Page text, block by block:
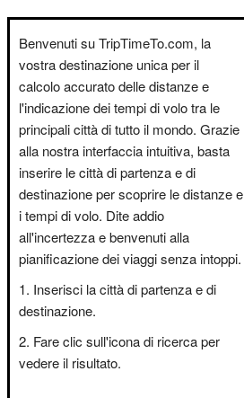
Benvenuti su TripTimeTo.com, la
vostra destinazione unica per il
calcolo accurato delle distanze e
l'indicazione dei tempi di volo tra le
principali città di tutto il mondo. Grazie
alla nostra interfaccia intuitiva, basta
inserire le città di partenza e di
destinazione per scoprire le distanze e
i tempi di volo. Dite addio
all'incertezza e benvenuti alla
pianificazione dei viaggi senza intoppi.
Inserisci la città di partenza e di
destinazione.
Fare clic sull'icona di ricerca per
vedere il risultato.